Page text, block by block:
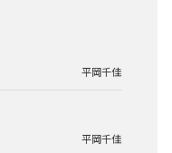
平岡千佳
平岡千佳